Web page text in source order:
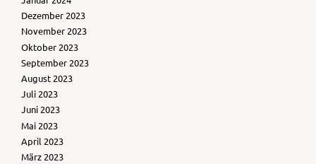
Dezember 2023
November 2023
Oktober 2023
September 2023
August 2023
Juli 2023
Juni 2023
Mai 2023
April 2023
März 2023